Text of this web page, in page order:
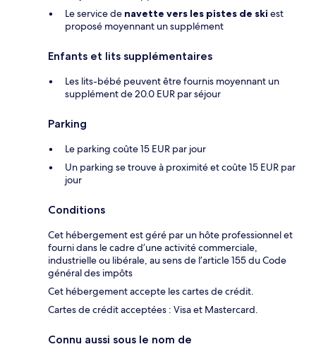
Le service de navette vers les pistes de ski est
proposé moyennant un supplément
Enfants et lits supplémentaires
Les lits-bébé peuvent être fournis moyennant un
supplément de 20.0 EUR par séjour
Parking
Le parking coûte 15 EUR par jour
Un parking se trouve à proximité et coûte 15 EUR par
jour
Conditions
Cet hébergement est géré par un hôte professionnel et
fourni dans le cadre d’une activité commerciale,
industrielle ou libérale, au sens de l’article 155 du Code
général des impôts
Cet hébergement accepte les cartes de crédit.
Cartes de crédit acceptées : Visa et Mastercard.
Connu aussi sous le nom de